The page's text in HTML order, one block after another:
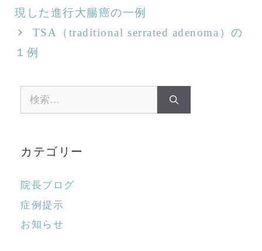
リ
ー
現した進行大腸癌の一例
TSA（traditional serrated adenoma）の
１例
索:
カテゴリー
院長ブログ
症例提示
お知らせ